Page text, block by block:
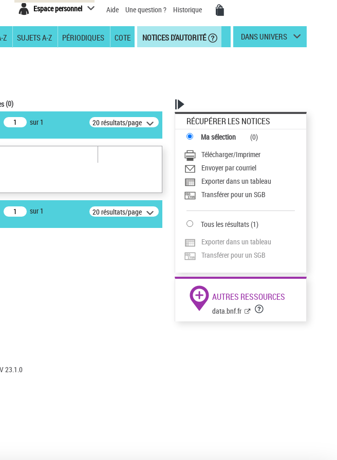
Espace personnel Aide Une question ? Historique
Z SUJETS A-Z PÉRIODIQUES COTE NOTICES D'AUTORITÉ DANS UNIVERS
(0)
sur 1 20 résultats/page
sur 1 20 résultats/page
RÉCUPÉRER LES NOTICES
Ma sélection (0)
Télécharger/Imprimer
Envoyer par courriel
Exporter dans un tableau
Transférer pour un SGB
Tous les résultats(1)
Exporter dans un tableau
Transférer pour un SGB
AUTRES RESSOURCES
data.bnf.fr
V 23.1.0